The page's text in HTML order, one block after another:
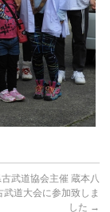
武道協会主催 蔵本八
道大会に参加致しま
した →